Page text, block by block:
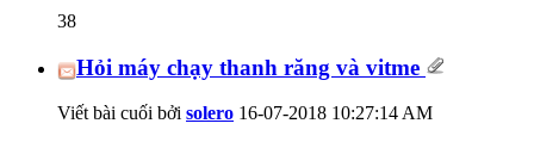
38
Hỏi máy chạy thanh răng và vitme
Viết bài cuối bởi solero 16-07-2018 10:27:14 AM